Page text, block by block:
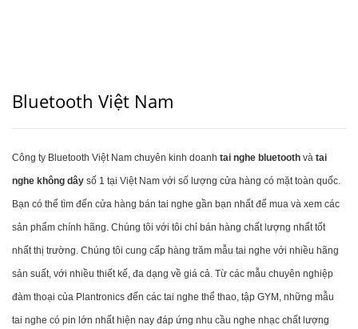
Bluetooth Việt Nam
Công ty Bluetooth Việt Nam chuyên kinh doanh tai nghe bluetooth và tai
nghe không dây số 1 tại Việt Nam với số lượng cửa hàng có mặt toàn quốc.
Bạn có thể tìm đến cửa hàng bán tai nghe gần bạn nhất để mua và xem các
sản phẩm chính hãng. Chúng tôi với tôi chỉ bán hàng chất lượng nhất tốt
nhất thị trường. Chúng tôi cung cấp hàng trăm mẫu tai nghe với nhiều hãng
sản suất, với nhiều thiết kế, đa dạng về giá cả. Từ các mẫu chuyên nghiệp
đàm thoại của Plantronics đến các tai nghe thể thao, tập GYM, những mẫu
tai nghe có pin lớn nhất hiện nay đáp ứng nhu cầu nghe nhạc chất lượng